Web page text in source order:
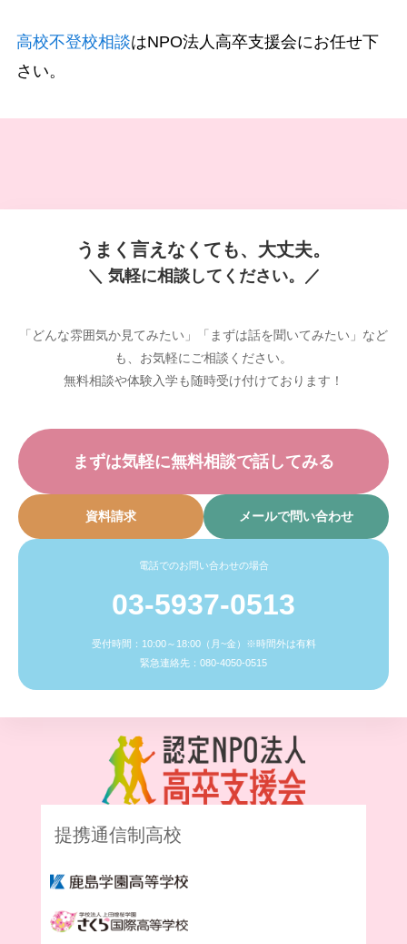
高校不登校相談はNPO法人高卒支援会にお任せ下
さい。
うまく言えなくても、大丈夫。
＼ 気軽に相談してください。／
「どんな雰囲気か見てみたい」「まずは話を聞いてみたい」など
も、お気軽にご相談ください。
無料相談や体験入学も随時受け付けております！
まずは気軽に無料相談で話してみる
資料請求 メールで問い合わせ
電話でのお問い合わせの場合
03-5937-0513
受付時間：10:00～18:00（月~金）※時間外は有料
緊急連絡先：080-4050-0515
提携通信制高校